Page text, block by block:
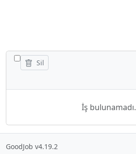
TÜM IŞLERI GIZLE/GÖSTER
Sil
İş bulunamadı.
GoodJob v4.19.2